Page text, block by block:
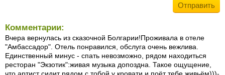
Комментарии:
Вчера вернулась из сказочной Болгарии!Проживала в отеле
"Амбассадор". Отель понравился, обслуга очень вежлива.
Единственный минус - спать невозможно, рядом находиться
ресторан "Экзотик":живая музыка допоздна. Такое ощущение,